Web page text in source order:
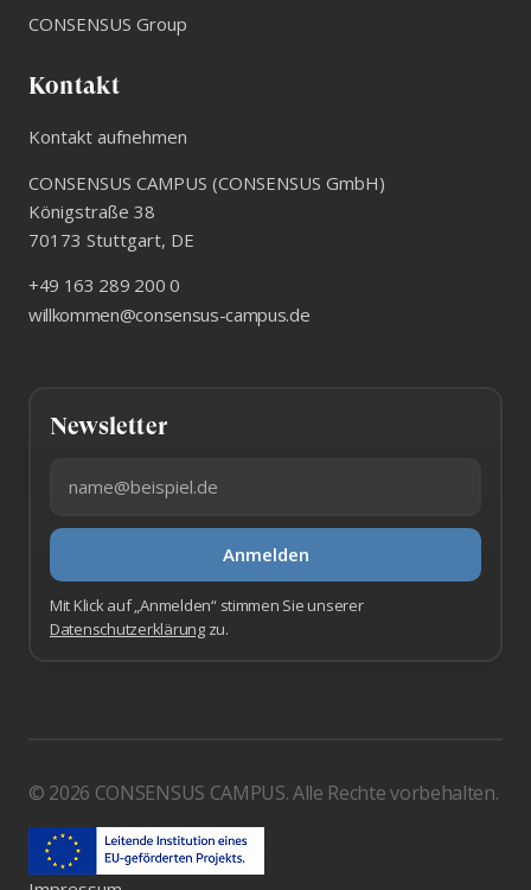
CONSENSUS Group
Kontakt
Kontakt aufnehmen
CONSENSUS CAMPUS (CONSENSUS GmbH)
Königstraße 38
70173 Stuttgart, DE
+49 163 289 200 0
willkommen@consensus-campus.de
Newsletter
Anmelden
Mit Klick auf „Anmelden“ stimmen Sie unserer
Datenschutzerklärungzu.
© 2026 CONSENSUS CAMPUS. Alle Rechte vorbehalten.